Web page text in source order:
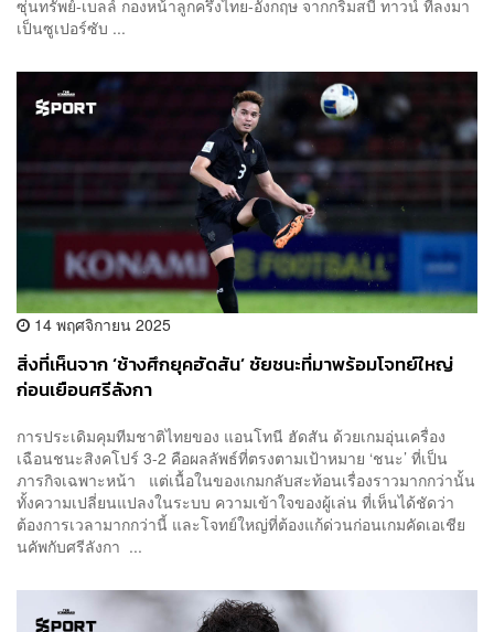
ซุ่นทรัพย์-เบลล์ กองหน้าลูกครึ่งไทย-อังกฤษ จากกริมสบี้ ทาวน์ ที่ลงมา
เป็นซูเปอร์ซับ ...
14 พฤศจิกายน 2025
สิ่งที่เห็นจาก ‘ช้างศึกยุคฮัดสัน’ ชัยชนะที่มาพร้อมโจทย์ใหญ่
ก่อนเยือนศรีลังกา
การประเดิมคุมทีมชาติไทยของ แอนโทนี ฮัดสัน ด้วยเกมอุ่นเครื่อง
เฉือนชนะสิงคโปร์ 3-2 คือผลลัพธ์ที่ตรงตามเป้าหมาย ‘ชนะ’ ที่เป็น
ภารกิจเฉพาะหน้า แต่เนื้อในของเกมกลับสะท้อนเรื่องราวมากกว่านั้น
ทั้งความเปลี่ยนแปลงในระบบ ความเข้าใจของผู้เล่น ที่เห็นได้ชัดว่า
ต้องการเวลามากกว่านี้ และโจทย์ใหญ่ที่ต้องแก้ด่วนก่อนเกมคัดเอเชีย
นคัพกับศรีลังกา ...